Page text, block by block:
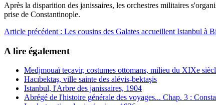
Après la disparition des janissaires, les orchestres militaires
prise de Constantinople.
Article précédent : Les cousins des Galates accueillent Istanbul à
A lire également
Medjmouaï teçavir, costumes ottomans, milieu du XIXe
Hacıbektaş, ville sainte des alévis-bektaşis
Istanbul, l'Arbre des janissaires, 1904
Abrégé de l'histoire générale des voyages... Chap. 3 :